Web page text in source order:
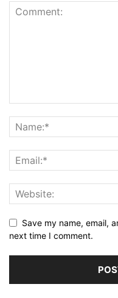
Save my name, email,
next time I comment.